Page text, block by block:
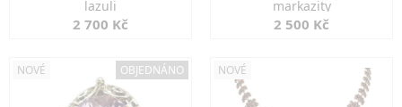
lazuli
2 700 Kč
markazity
2 500 Kč
NOVÉ OBJEDNÁNO NOVÉ